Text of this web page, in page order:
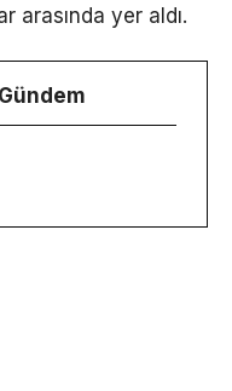
arasında yer aldı.